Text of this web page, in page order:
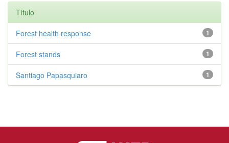
Título
1
Forest health response
1
Forest stands
1
Santiago Papasquiaro